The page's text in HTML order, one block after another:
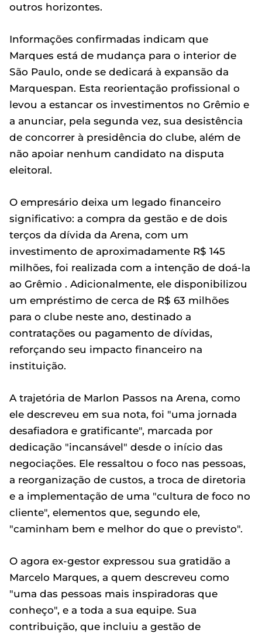
outros horizontes.
Informações confirmadas indicam que
Marques está de mudança para o interior de
São Paulo, onde se dedicará à expansão da
Marquespan. Esta reorientação profissional o
levou a estancar os investimentos no Grêmio e
a anunciar, pela segunda vez, sua desistência
de concorrer à presidência do clube, além de
não apoiar nenhum candidato na disputa
eleitoral.
O empresário deixa um legado financeiro
significativo: a compra da gestão e de dois
terços da dívida da Arena, com um
investimento de aproximadamente R$ 145
milhões, foi realizada com a intenção de doá-la
ao Grêmio . Adicionalmente, ele disponibilizou
um empréstimo de cerca de R$ 63 milhões
para o clube neste ano, destinado a
contratações ou pagamento de dívidas,
reforçando seu impacto financeiro na
instituição.
A trajetória de Marlon Passos na Arena, como
ele descreveu em sua nota, foi "uma jornada
desafiadora e gratificante", marcada por
dedicação "incansável" desde o início das
negociações. Ele ressaltou o foco nas pessoas,
a reorganização de custos, a troca de diretoria
e a implementação de uma "cultura de foco no
cliente", elementos que, segundo ele,
"caminham bem e melhor do que o previsto".
O agora ex-gestor expressou sua gratidão a
Marcelo Marques, a quem descreveu como
"uma das pessoas mais inspiradoras que
conheço", e a toda a sua equipe. Sua
contribuição, que incluiu a gestão de